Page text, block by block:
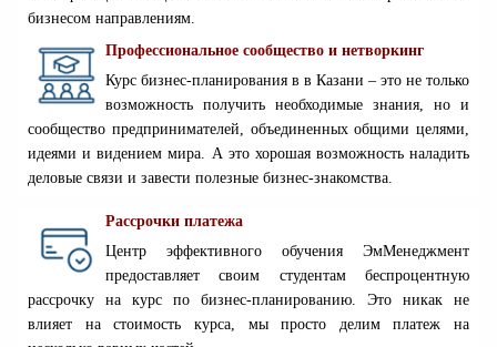
бизнесом направлениям.
Профессиональное сообщество и нетворкинг
Курс бизнес-планирования в в Казани – это не только
возможность получить необходимые знания, но и
сообщество предпринимателей, объединенных общими целями,
идеями и видением мира. А это хорошая возможность наладить
деловые связи и завести полезные бизнес-знакомства.
Рассрочки платежа
Центр эффективного обучения ЭмМенеджмент
предоставляет своим студентам беспроцентную
рассрочку на курс по бизнес-планированию. Это никак не
влияет на стоимость курса, мы просто делим платеж на